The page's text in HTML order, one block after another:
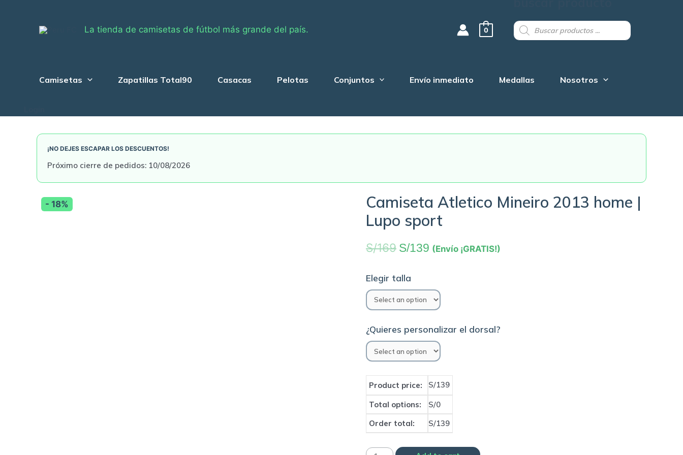
La tienda de camisetas de fútbol más grande del país. 0
Products
search
Camisetas Zapatillas Total90 Casacas Pelotas Conjuntos Envío inmediato Medallas Nosotros
¡NO DEJES ESCAPAR LOS DESCUENTOS!
Próximo cierre de pedidos: 10/08/2026
- 18%
Camiseta Atletico Mineiro 2013 home |
Lupo sport
S/169 S/139 (Envío ¡GRATIS!)
Elegir talla
¿Quieres personalizar el dorsal?
Product price: S/139
Total options:
S/0
Order total:
S/139